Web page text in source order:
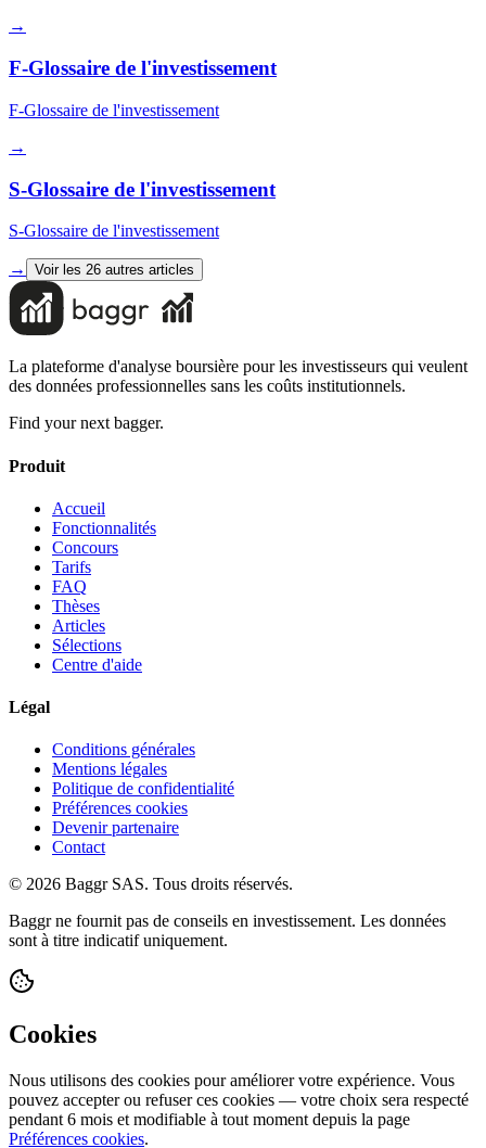
→
F-Glossaire de l'investissement
F-Glossaire de l'investissement
→
S-Glossaire de l'investissement
S-Glossaire de l'investissement
→ Voir les 26 autres articles
La plateforme d'analyse boursière pour les investisseurs qui veulent
des données professionnelles sans les coûts institutionnels.
Find your next bagger.
Produit
Accueil
Fonctionnalités
Concours
Tarifs
FAQ
Thèses
Articles
Sélections
Centre d'aide
Légal
Conditions générales
Mentions légales
Politique de confidentialité
Préférences cookies
Devenir partenaire
Contact
© 2026 Baggr SAS. Tous droits réservés.
Baggr ne fournit pas de conseils en investissement. Les données
sont à titre indicatif uniquement.
Cookies
Nous utilisons des cookies pour améliorer votre expérience. Vous
pouvez accepter ou refuser ces cookies — votre choix sera respecté
pendant 6 mois et modifiable à tout moment depuis la page
Préférences cookies.